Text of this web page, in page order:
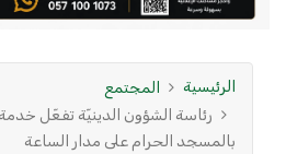
الرئيسية
المجتمع
رئاسة الشؤون الدينيّة تفعّل خدمة
بالمسجد الحرام على مدار الساعة